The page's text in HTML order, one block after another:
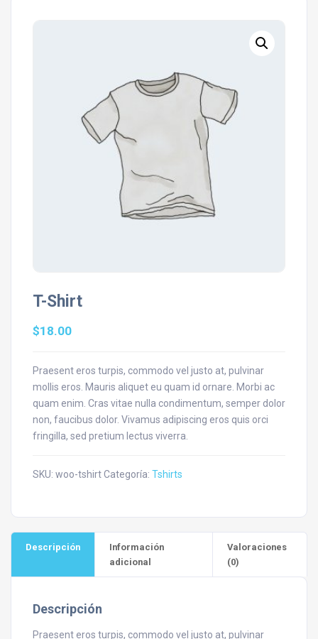
T-Shirt
$18.00
Praesent eros turpis, commodo vel justo at, pulvinar
mollis eros. Mauris aliquet eu quam id ornare. Morbi ac
quam enim. Cras vitae nulla condimentum, semper dolor
non, faucibus dolor. Vivamus adipiscing eros quis orci
fringilla, sed pretium lectus viverra.
SKU: woo-tshirtCategoría: Tshirts
Descripción
Información
adicional
Valoraciones
(0)
Descripción
Praesent eros turpis, commodo vel justo at, pulvinar